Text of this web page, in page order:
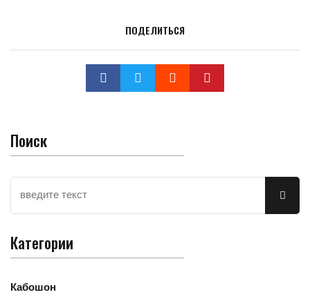
ПОДЕЛИТЬСЯ
Поиск
Категории
Кабошон